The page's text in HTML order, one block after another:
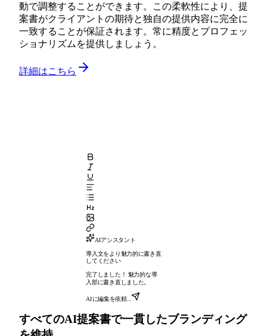
動で調整することができます。この柔軟性により、提
案書がクライアントの期待と独自の提供内容に完全に
一致することが保証されます。常に精度とプロフェッ
ショナリズムを提供しましょう。
詳細はこちら
AIアシスタント
導入文をより魅力的に書き直
してください
完了しました！ 魅力的な導
入部に書き直しました。
AIに編集を依頼...
すべてのAI提案書で一貫したブランディング